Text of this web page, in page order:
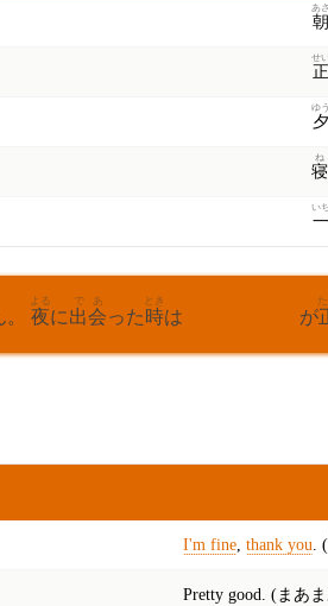
朝
あさ
正
せ
ゆ
寝
ね
一
いち
夜
よる
に出会
であ
った時
とき
は が
I'm fine, thank you. (
Pretty good. (まあ